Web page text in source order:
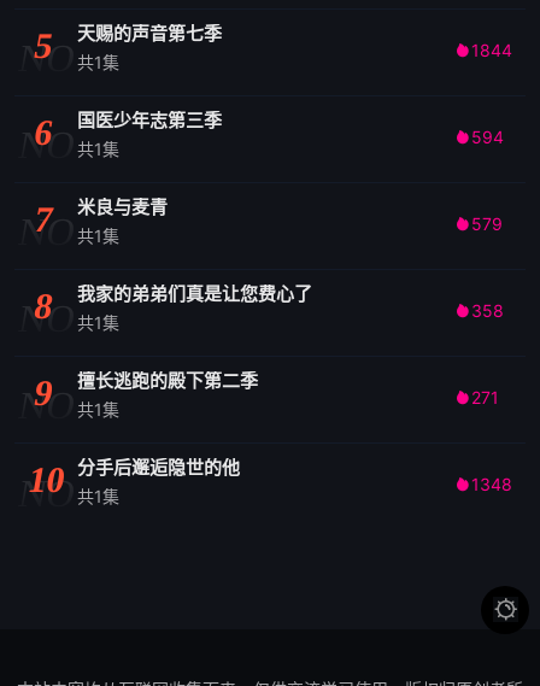
NO
5 天赐的声音第七季
共1集
1844
NO
6 国医少年志第三季
共1集
 594
NO
7 米良与麦青
共1集
 579
NO
8 我家的弟弟们真是让您费心了
共1集
 358
NO
9 擅长逃跑的殿下第二季
共1集
 271
NO
10 分手后邂逅隐世的他
共1集
1348
